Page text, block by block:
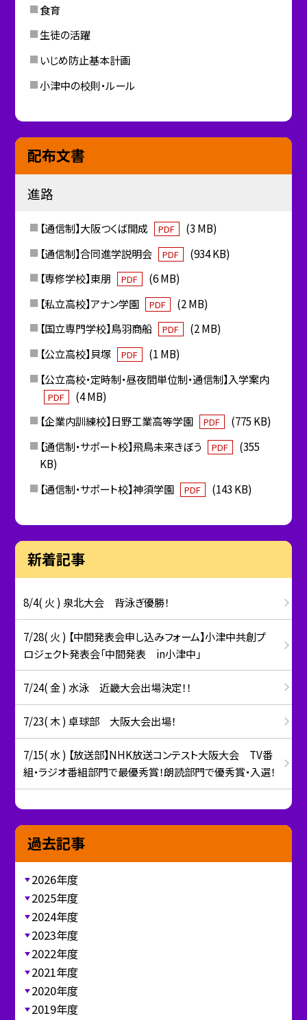
食育
生徒の活躍
いじめ防止基本計画
小津中の校則・ルール
配布文書
進路
【通信制】大阪つくば開成 PDF
(3 MB)
【通信制】合同進学説明会
PDF
(934 KB)
【専修学校】東朋
PDF
(6 MB)
【私立高校】アナン学園
PDF
(2 MB)
【国立専門学校】鳥羽商船
PDF
(2 MB)
【公立高校】貝塚
PDF
(1 MB)
【公立高校・定時制・昼夜間単位制・通信制】入学案内
PDF
(4 MB)
【企業内訓練校】日野工業高等学園
PDF
(775 KB)
【通信制・サポート校】飛鳥未来きぼう
PDF
(355
KB)
【通信制・サポート校】神須学園
PDF (143 KB)
新着記事
8/4( 火 ) 泉北大会 背泳ぎ優勝！
7/28( 火 ) 【中間発表会申し込みフォーム】小津中共創プ
ロジェクト発表会「中間発表 in小津中」
7/24( 金 ) 水泳 近畿大会出場決定！！
7/23( 木 ) 卓球部 大阪大会出場！
7/15( 水 ) 【放送部】NHK放送コンテスト大阪大会 TV番
組・ラジオ番組部門で最優秀賞！朗読部門で優秀賞・入選！
過去記事
2026年度
2025年度
2024年度
2023年度
2022年度
2021年度
2020年度
2019年度